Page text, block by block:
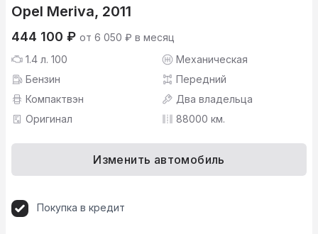
Opel Meriva, 2011
444 100 ₽ от 6 050 ₽ в месяц
1.4 л. 100
Механическая
Бензин
Передний
Компактвэн
Два владельца
Оригинал
88000 км.
Изменить автомобиль
Покупка в кредит